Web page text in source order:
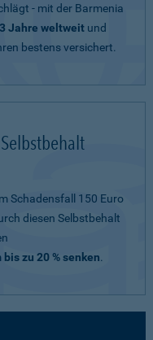
- mit der Barmenia
Jahre weltweit und
bestens versichert.
Schadensfall 150 Euro
diesen Selbstbehalt
zu 20 % senken.